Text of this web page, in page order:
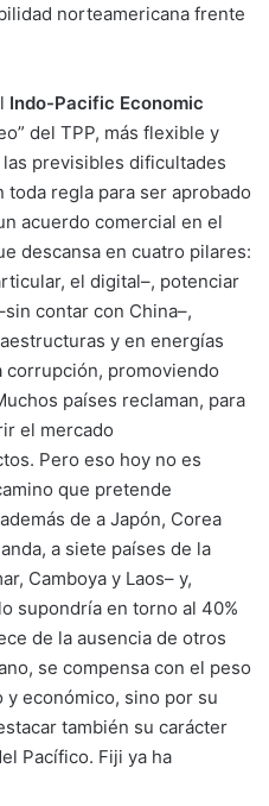
norteamericana frente
Indo-Pacific Economic
del TPP, más flexible y
previsibles dificultades
regla para ser aprobado
acuerdo comercial en el
descansa en cuatro pilares:
el digital–, potenciar
contar con China–,
y en energías
corrupción, promoviendo
países reclaman, para
el mercado
Pero eso hoy no es
que pretende
de a Japón, Corea
a siete países de la
Camboya y Laos– y,
supondría en torno al 40%
de la ausencia de otros
se compensa con el peso
económico, sino por su
también su carácter
Pacífico. Fiji ya ha